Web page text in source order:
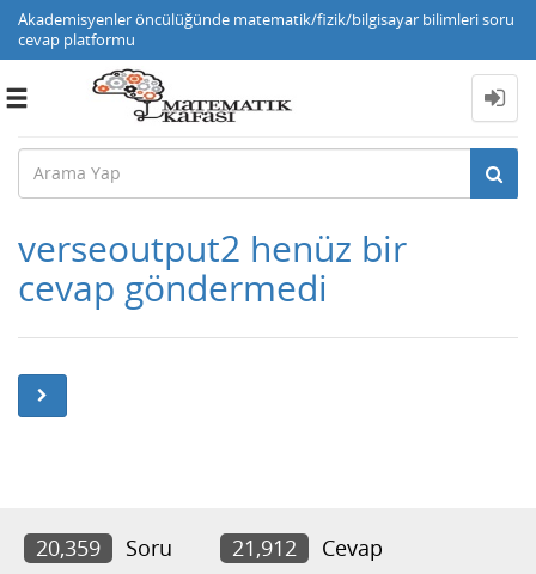
Akademisyenler öncülüğünde matematik/fizik/bilgisayar bilimleri soru
cevap platformu
Toggle
verseoutput2 henüz bir
cevap göndermedi
20,359 Soru 21,912
Cevap